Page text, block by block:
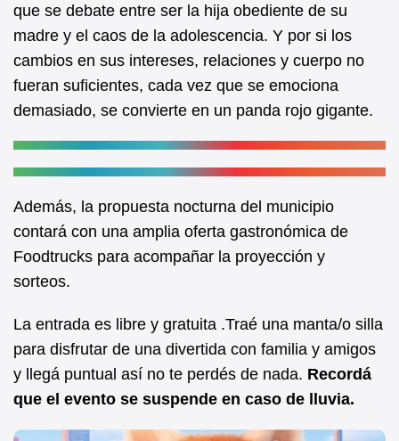
que se debate entre ser la hija obediente de su
madre y el caos de la adolescencia. Y por si los
cambios en sus intereses, relaciones y cuerpo no
fueran suficientes, cada vez que se emociona
demasiado, se convierte en un panda rojo gigante.
Además, la propuesta nocturna del municipio
contará con una amplia oferta gastronómica de
Foodtrucks para acompañar la proyección y
sorteos.
La entrada es libre y gratuita .Traé una manta/o silla
para disfrutar de una divertida con familia y amigos
y llegá puntual así no te perdés de nada. Recordá
que el evento se suspende en caso de lluvia.